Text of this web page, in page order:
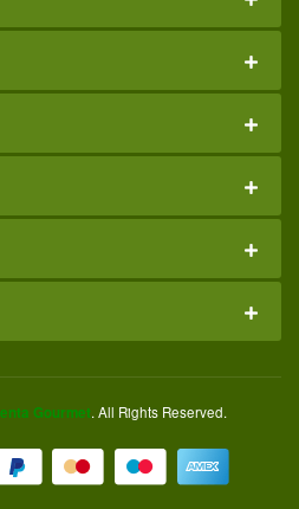
Gourmet. All Rights Reserved.